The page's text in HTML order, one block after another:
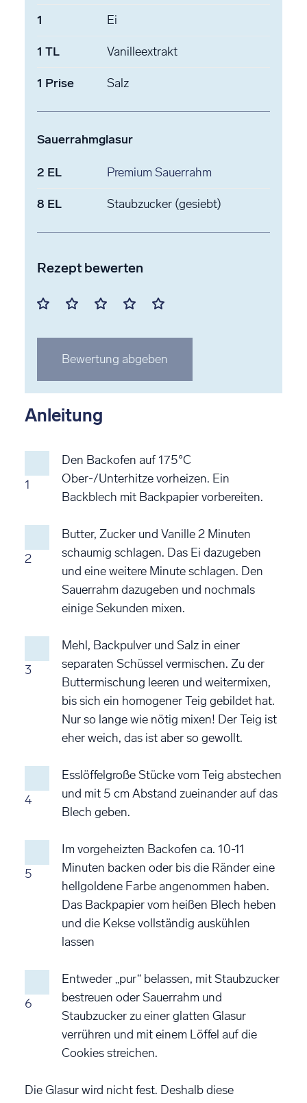
1 Ei
1 TL Vanilleextrakt
1 Prise Salz
Sauerrahmglasur
2 EL Premium Sauerrahm
8 EL Staubzucker (gesiebt)
Rezept bewerten
Mit
Stern
bewerten
Mit
Stern
bewerten
Mit
Stern
bewerten
Mit
Stern
bewerten
Mit
Stern
bewerten
Bewertung abgeben
Anleitung
1
Den Backofen auf 175°C
Ober-/Unterhitze vorheizen. Ein
Backblech mit Backpapier vorbereiten.
2
Butter, Zucker und Vanille 2 Minuten
schaumig schlagen. Das Ei dazugeben
und eine weitere Minute schlagen. Den
Sauerrahm dazugeben und nochmals
einige Sekunden mixen.
3
Mehl, Backpulver und Salz in einer
separaten Schüssel vermischen. Zu der
Buttermischung leeren und weitermixen,
bis sich ein homogener Teig gebildet hat.
Nur so lange wie nötig mixen! Der Teig ist
eher weich, das ist aber so gewollt.
4
Esslöffelgroße Stücke vom Teig abstechen
und mit 5 cm Abstand zueinander auf das
Blech geben.
5
Im vorgeheizten Backofen ca. 10-11
Minuten backen oder bis die Ränder eine
hellgoldene Farbe angenommen haben.
Das Backpapier vom heißen Blech heben
und die Kekse vollständig auskühlen
lassen
6
Entweder „pur“ belassen, mit Staubzucker
bestreuen oder Sauerrahm und
Staubzucker zu einer glatten Glasur
verrühren und mit einem Löffel auf die
Cookies streichen.
Die Glasur wird nicht fest. Deshalb diese